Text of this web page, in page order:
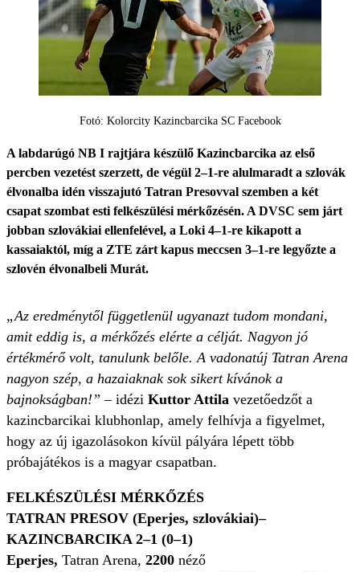
Fotó: Kolorcity Kazincbarcika SC Facebook
A labdarúgó NB I rajtjára készülő Kazincbarcika az első
percben vezetést szerzett, de végül 2–1-re alulmaradt a szlovák
élvonalba idén visszajutó Tatran Presovval szemben a két
csapat szombat esti felkészülési mérkőzésén. A DVSC sem járt
jobban szlovákiai ellenfelével, a Loki 4–1-re kikapott a
kassaiaktól, míg a ZTE zárt kapus meccsen 3–1-re legyőzte a
szlovén élvonalbeli Murát.
„Az eredménytől függetlenül ugyanazt tudom mondani,
amit eddig is, a mérkőzés elérte a célját. Nagyon jó
értékmérő volt, tanulunk belőle. A vadonatúj Tatran Arena
nagyon szép, a hazaiaknak sok sikert kívánok a
bajnokságban!” – idézi Kuttor Attila vezetőedzőt a
kazincbarcikai klubhonlap, amely felhívja a figyelmet,
hogy az új igazolásokon kívül pályára lépett több
próbajátékos is a magyar csapatban.
FELKÉSZÜLÉSI MÉRKŐZÉS
TATRAN PRESOV (Eperjes, szlovákiai)–
KAZINCBARCIKA 2–1 (0–1)
Eperjes, Tatran Arena, 2200 néző